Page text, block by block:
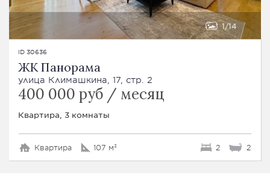
1 14
ID 30636
ЖК Панорама
улица Климашкина, 17, стр. 2
400 000 руб / месяц
Квартира, 3 комнаты
Квартира 107 м² 2 2